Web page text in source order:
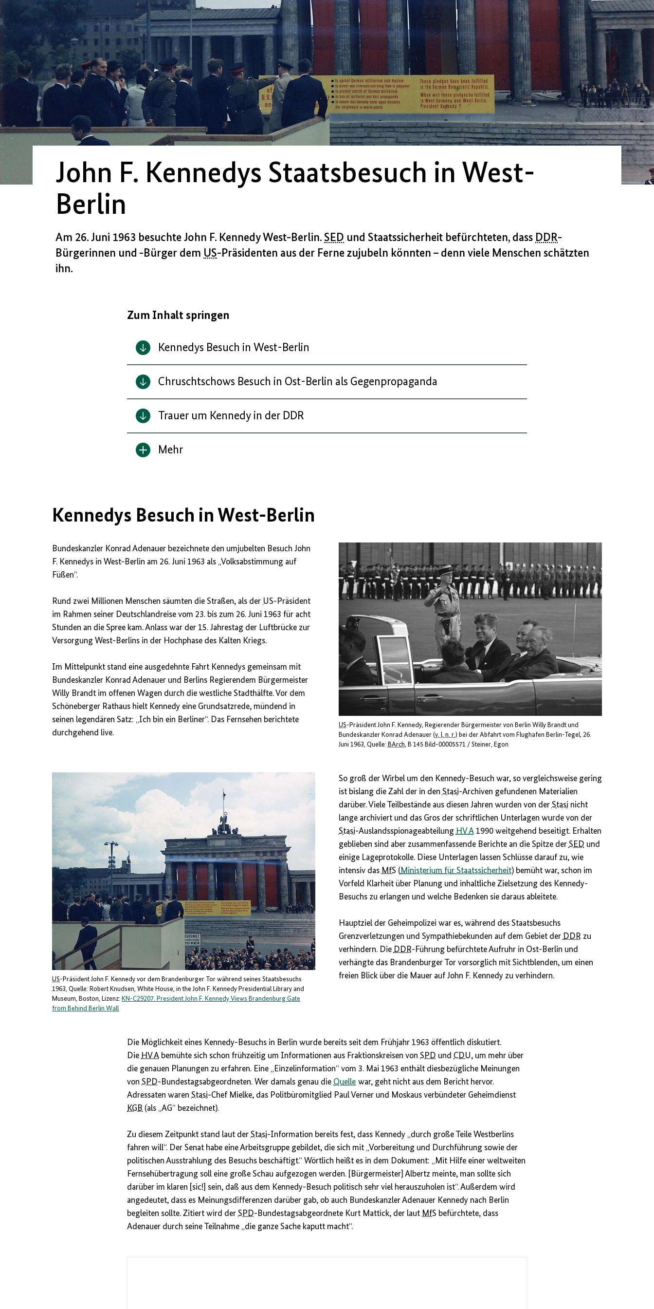
John F. Kennedys Staatsbesuch in West-
Berlin
Am 26. Juni 1963 besuchte John F. Kennedy West-Berlin.SED und Staatssicherheit befürchteten, dass DDR-
Bürgerinnen und -Bürger dem US-Präsidenten aus der Ferne zujubeln könnten – denn viele Menschen schätzten
ihn.
Zum Inhalt springen
Kennedys Besuch in West-Berlin
Chruschtschows Besuch in Ost-Berlin als Gegenpropaganda
Trauer um Kennedy in der DDR
Inhalt
Mehr
Kennedys Besuch in West-Berlin
Bundeskanzler Konrad Adenauer bezeichnete den umjubelten Besuch John
F. Kennedys in West-Berlin am 26. Juni 1963 als „Volksabstimmung auf
Füßen“.
Rund zwei Millionen Menschen säumten die Straßen, als der US-Präsident
im Rahmen seiner Deutschlandreise vom 23. bis zum 26. Juni 1963 für acht
Stunden an die Spree kam. Anlass war der 15. Jahrestag der Luftbrücke zur
Versorgung West-Berlins in der Hochphase des Kalten Kriegs.
Im Mittelpunkt stand eine ausgedehnte Fahrt Kennedys gemeinsam mit
Bundeskanzler Konrad Adenauer und Berlins Regierendem Bürgermeister
Willy Brandt im offenen Wagen durch die westliche Stadthälfte. Vor dem
Schöneberger Rathaus hielt Kennedy eine Grundsatzrede, mündend in
seinen legendären Satz: „Ich bin ein Berliner“. Das Fernsehen berichtete
durchgehend live.
US-Präsident John F. Kennedy, Regierender Bürgermeister von Berlin Willy Brandt und
Bundeskanzler Konrad Adenauer (v. l. n. r.) bei der Abfahrt vom Flughafen Berlin-Tegel, 26.
Juni 1963 Quelle: BArch, B 145 Bild-00005571 / Steiner, Egon
US-Präsident John F. Kennedy vor dem Brandenburger Tor während seines Staatsbesuchs
1963 Quelle: Robert Knudsen, White House, in the John F. Kennedy Presidential Library and
Museum, Boston
Lizenz: KN-C29207. President John F. Kennedy Views Brandenburg Gate
from Behind Berlin Wall
So groß der Wirbel um den Kennedy-Besuch war, so vergleichsweise gering
ist bislang die Zahl der in den Stasi-Archiven gefundenen Materialien
darüber. Viele Teilbestände aus diesen Jahren wurden von der Stasi nicht
lange archiviert und das Gros der schriftlichen Unterlagen wurde von der
Stasi-Auslandsspionageabteilung HV A 1990 weitgehend beseitigt. Erhalten
geblieben sind aber zusammenfassende Berichte an die Spitze der SED und
einige Lageprotokolle. Diese Unterlagen lassen Schlüsse darauf zu, wie
intensiv das MfS ( Ministerium für Staatssicherheit) bemüht war, schon im
Vorfeld Klarheit über Planung und inhaltliche Zielsetzung des Kennedy-
Besuchs zu erlangen und welche Bedenken sie daraus ableitete.
Hauptziel der Geheimpolizei war es, während des Staatsbesuchs
Grenzverletzungen und Sympathiebekunden auf dem Gebiet der DDRzu
verhindern. Die DDR-Führung befürchtete Aufruhr in Ost-Berlin und
verhängte das Brandenburger Tor vorsorglich mit Sichtblenden, um einen
freien Blick über die Mauer auf John F. Kennedy zu verhindern.
Die Möglichkeit eines Kennedy-Besuchs in Berlin wurde bereits seit dem Frühjahr 1963 öffentlich diskutiert.
Die HV A bemühte sich schon frühzeitig um Informationen aus Fraktionskreisen vonSPD und CDU, um mehr über
die genauen Planungen zu erfahren. Eine „Einzelinformation“ vom 3. Mai 1963 enthält diesbezügliche Meinungen
vonSPD-Bundestagsabgeordneten. Wer damals genau die Quelle war, geht nicht aus dem Bericht hervor.
Adressaten warenStasi-Chef Mielke, das Politbüromitglied Paul Verner und Moskaus verbündeter Geheimdienst
KGB (als „AG“ bezeichnet).
Zu diesem Zeitpunkt stand laut derStasi-Information bereits fest, dass Kennedy „durch große Teile Westberlins
fahren will“. Der Senat habe eine Arbeitsgruppe gebildet, die sich mit „Vorbereitung und Durchführung sowie der
politischen Ausstrahlung des Besuchs beschäftigt.“ Wörtlich heißt es in dem Dokument: „Mit Hilfe einer weltweiten
Fernsehübertragung soll eine große Schau aufgezogen werden. [Bürgermeister] Albertz meinte, man sollte sich
darüber im klaren [sic!] sein, daß aus dem Kennedy-Besuch politisch sehr viel herauszuholen ist“. Außerdem wird
angedeutet, dass es Meinungsdifferenzen darüber gab, ob auch Bundeskanzler Adenauer Kennedy nach Berlin
begleiten sollte. Zitiert wird derSPD-Bundestagsabgeordnete Kurt Mattick, der laut MfS befürchtete, dass
Adenauer durch seine Teilnahme „die ganze Sache kaputt macht“.